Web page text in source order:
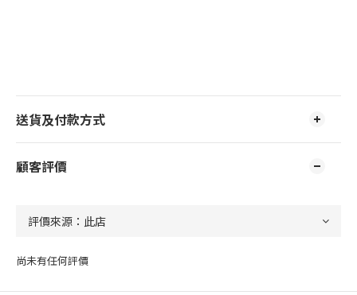
送貨及付款方式
顧客評價
尚未有任何評價